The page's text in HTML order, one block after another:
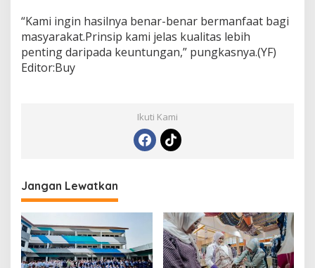
“Kami ingin hasilnya benar-benar bermanfaat bagi
masyarakat.Prinsip kami jelas kualitas lebih
penting daripada keuntungan,” pungkasnya.(YF)
Editor:Buy
Ikuti Kami
Jangan Lewatkan